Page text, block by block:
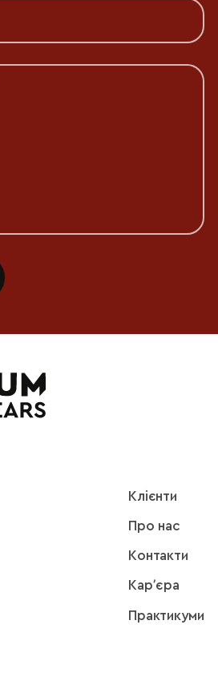
Клієнти
Про нас
Контакти
Карʼєра
Практикуми